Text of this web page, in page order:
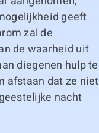
geeft
zal de
de waarheid uit
diegenen hulp te
afstaan dat ze niet
nacht